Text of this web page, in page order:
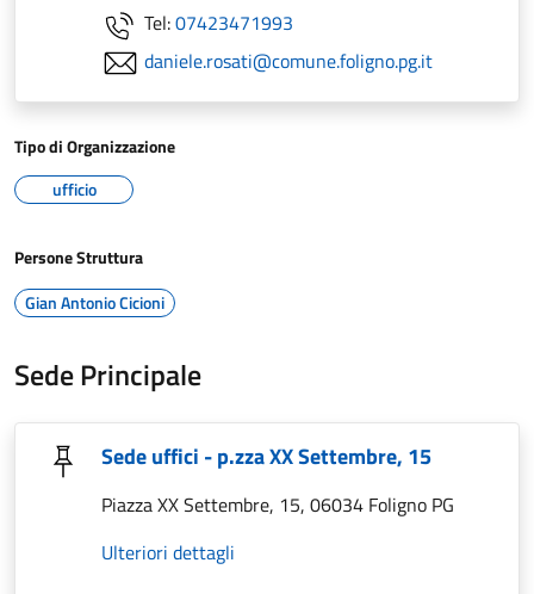
Tel:07423471993
daniele.rosati@comune.foligno.pg.it
Tipo di Organizzazione
ufficio
Persone Struttura
Gian Antonio Cicioni
Sede Principale
Sede uffici - p.zza XX Settembre, 15
Piazza XX Settembre, 15, 06034 Foligno PG
Ulteriori dettagli